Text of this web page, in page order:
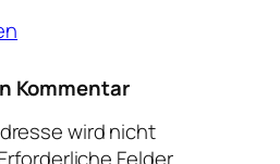
Kommentar
wird nicht